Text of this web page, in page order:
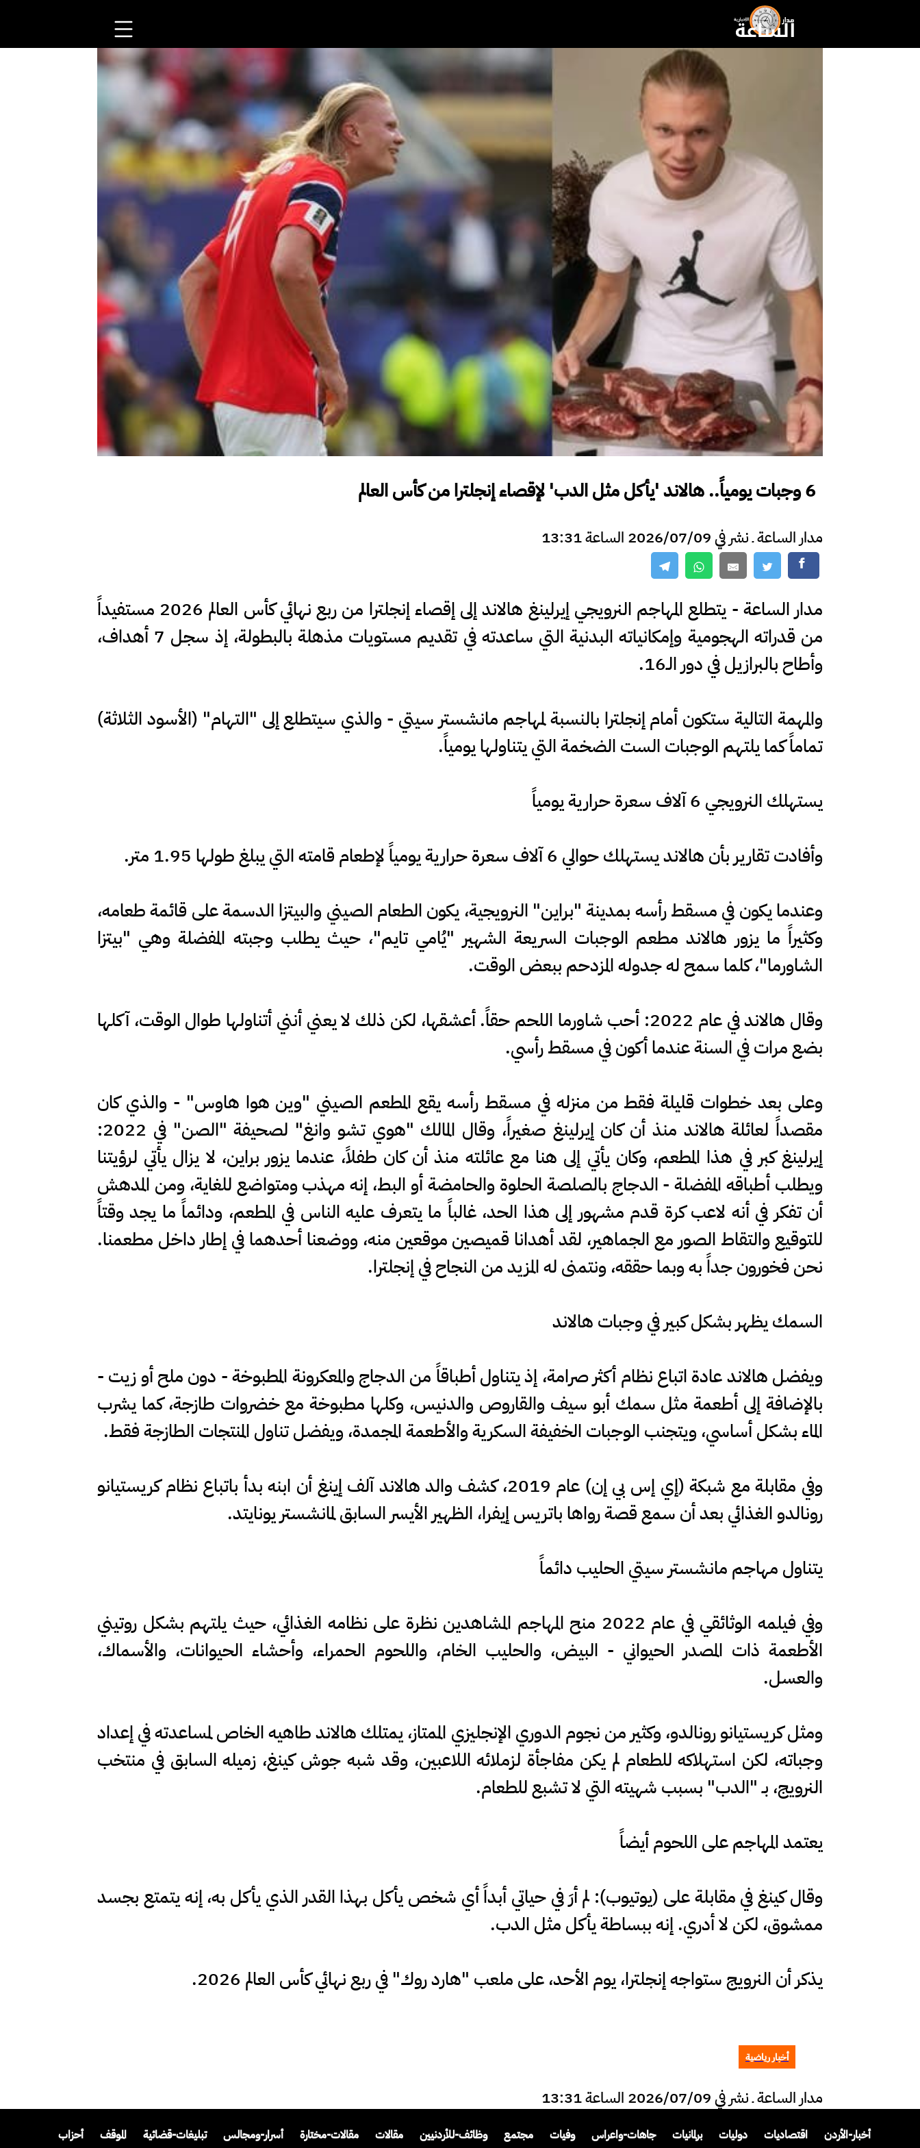
6 وجبات يومياً.. هالاند 'يأكل مثل الدب' لإقصاء إنجلترا من كأس العالم
مدار الساعة ـ نشر في 2026/07/09 الساعة 13:31
مدار الساعة - يتطلع المهاجم النرويجي إيرلينغ هالاند إلى إقصاء إنجلترا من ربع نهائي كأس العالم 2026 مستفيداً
من قدراته الهجومية وإمكانياته البدنية التي ساعدته في تقديم مستويات مذهلة بالبطولة، إذ سجل 7 أهداف،
وأطاح بالبرازيل في دور الـ16.
والمهمة التالية ستكون أمام إنجلترا بالنسبة لمهاجم مانشستر سيتي - والذي سيتطلع إلى "التهام" (الأسود الثلاثة)
تماماً كما يلتهم الوجبات الست الضخمة التي يتناولها يومياً.
يستهلك النرويجي 6 آلاف سعرة حرارية يومياً
وأفادت تقارير بأن هالاند يستهلك حوالي 6 آلاف سعرة حرارية يومياً لإطعام قامته التي يبلغ طولها 1.95 متر.
وعندما يكون في مسقط رأسه بمدينة "براين" النرويجية، يكون الطعام الصيني والبيتزا الدسمة على قائمة طعامه،
وكثيراً ما يزور هالاند مطعم الوجبات السريعة الشهير "يُامي تايم"، حيث يطلب وجبته المفضلة وهي "بيتزا
الشاورما"، كلما سمح له جدوله المزدحم ببعض الوقت.
وقال هالاند في عام 2022: أحب شاورما اللحم حقاً. أعشقها، لكن ذلك لا يعني أنني أتناولها طوال الوقت، آكلها
بضع مرات في السنة عندما أكون في مسقط رأسي.
وعلى بعد خطوات قليلة فقط من منزله في مسقط رأسه يقع المطعم الصيني "وين هوا هاوس" - والذي كان
مقصداً لعائلة هالاند منذ أن كان إيرلينغ صغيراً، وقال المالك "هوي تشو وانغ" لصحيفة "الصن" في 2022:
إيرلينغ كبر في هذا المطعم، وكان يأتي إلى هنا مع عائلته منذ أن كان طفلاً، عندما يزور براين، لا يزال يأتي لرؤيتنا
ويطلب أطباقه المفضلة - الدجاج بالصلصة الحلوة والحامضة أو البط، إنه مهذب ومتواضع للغاية، ومن المدهش
أن تفكر في أنه لاعب كرة قدم مشهور إلى هذا الحد، غالباً ما يتعرف عليه الناس في المطعم، ودائماً ما يجد وقتاً
للتوقيع والتقاط الصور مع الجماهير، لقد أهدانا قميصين موقعين منه، ووضعنا أحدهما في إطار داخل مطعمنا.
نحن فخورون جداً به وبما حققه، ونتمنى له المزيد من النجاح في إنجلترا.
السمك يظهر بشكل كبير في وجبات هالاند
ويفضل هالاند عادة اتباع نظام أكثر صرامة، إذ يتناول أطباقاً من الدجاج والمعكرونة المطبوخة - دون ملح أو زيت -
بالإضافة إلى أطعمة مثل سمك أبو سيف والقاروص والدنيس، وكلها مطبوخة مع خضروات طازجة، كما يشرب
الماء بشكل أساسي، ويتجنب الوجبات الخفيفة السكرية والأطعمة المجمدة، ويفضل تناول المنتجات الطازجة فقط.
وفي مقابلة مع شبكة (إي إس بي إن) عام 2019، كشف والد هالاند آلف إينغ أن ابنه بدأ باتباع نظام كريستيانو
رونالدو الغذائي بعد أن سمع قصة رواها باتريس إيفرا، الظهير الأيسر السابق لمانشستر يونايتد.
يتناول مهاجم مانشستر سيتي الحليب دائماً
وفي فيلمه الوثائقي في عام 2022 منح المهاجم المشاهدين نظرة على نظامه الغذائي، حيث يلتهم بشكل روتيني
الأطعمة ذات المصدر الحيواني - البيض، والحليب الخام، واللحوم الحمراء، وأحشاء الحيوانات، والأسماك،
والعسل.
ومثل كريستيانو رونالدو، وكثير من نجوم الدوري الإنجليزي الممتاز، يمتلك هالاند طاهيه الخاص لمساعدته في إعداد
وجباته، لكن استهلاكه للطعام لم يكن مفاجأة لزملائه اللاعبين، وقد شبه جوش كينغ، زميله السابق في منتخب
النرويج، بـ "الدب" بسبب شهيته التي لا تشبع للطعام.
يعتمد المهاجم على اللحوم أيضاً
وقال كينغ في مقابلة على (يوتيوب): لم أرَ في حياتي أبداً أي شخص يأكل بهذا القدر الذي يأكل به، إنه يتمتع بجسد
ممشوق، لكن لا أدري. إنه ببساطة يأكل مثل الدب.
يذكر أن النرويج ستواجه إنجلترا، يوم الأحد، على ملعب "هارد روك" في ربع نهائي كأس العالم 2026.
أخبار رياضية
مدار الساعة ـ نشر في 2026/07/09 الساعة 13:31
أخبار-الأردن اقتصاديات دوليات برلمانيات جاهات-واعراس وفيات مجتمع وظائف-للأردنيين مقالات مقالات-مختارة أسرار-ومجالس تبليغات-قضائية الموقف أحزاب